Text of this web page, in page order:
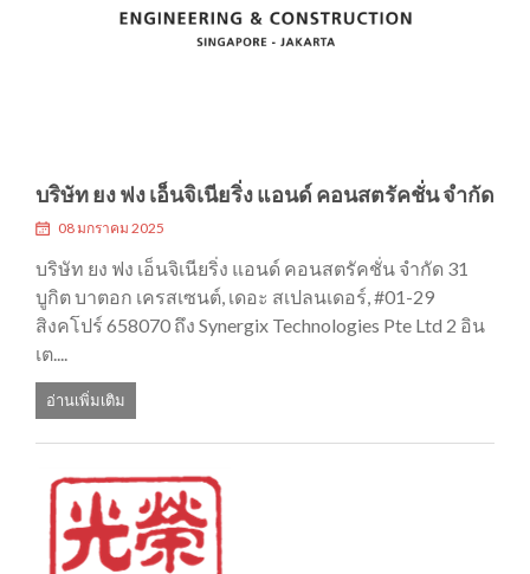
บริษัท ยง ฟง เอ็นจิเนียริ่ง แอนด์ คอนสตรัคชั่น จำกัด
08 มกราคม 2025
บริษัท ยง ฟง เอ็นจิเนียริ่ง แอนด์ คอนสตรัคชั่น จำกัด 31
บูกิต บาตอก เครสเซนต์, เดอะ สเปลนเดอร์, #01-29
สิงคโปร์ 658070 ถึง Synergix Technologies Pte Ltd 2 อิน
เต....
อ่านเพิ่มเติม